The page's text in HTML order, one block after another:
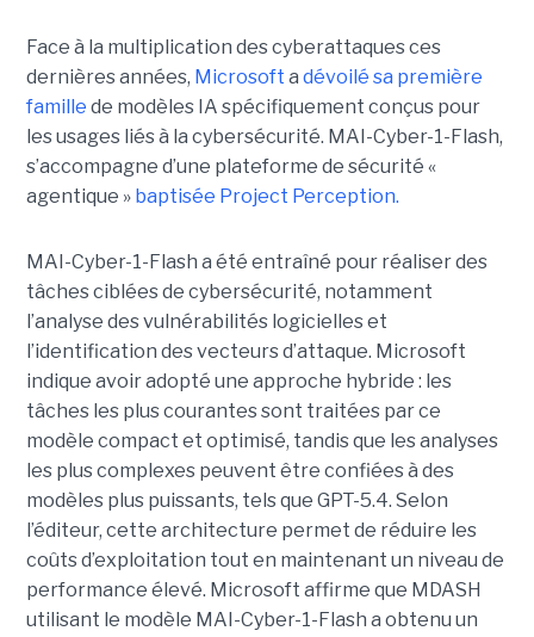
Face à la multiplication des cyberattaques ces
dernières années, Microsoft a dévoilé sa première
famille de modèles IA spécifiquement conçus pour
les usages liés à la cybersécurité. MAI-Cyber-1-Flash,
s’accompagne d’une plateforme de sécurité «
agentique » baptisée Project Perception.
MAI-Cyber-1-Flash a été entraîné pour réaliser des
tâches ciblées de cybersécurité, notamment
l’analyse des vulnérabilités logicielles et
l’identification des vecteurs d’attaque. Microsoft
indique avoir adopté une approche hybride : les
tâches les plus courantes sont traitées par ce
modèle compact et optimisé, tandis que les analyses
les plus complexes peuvent être confiées à des
modèles plus puissants, tels que GPT-5.4. Selon
l’éditeur, cette architecture permet de réduire les
coûts d’exploitation tout en maintenant un niveau de
performance élevé. Microsoft affirme que MDASH
utilisant le modèle MAI-Cyber-1-Flash a obtenu un